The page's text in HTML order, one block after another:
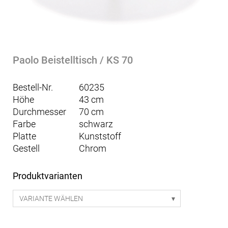
Paolo Beistelltisch / KS 70
Bestell-Nr.
60235
Höhe
43 cm
Durchmesser
70 cm
Farbe
schwarz
Platte
Kunststoff
Gestell
Chrom
Produktvarianten
VARIANTE WÄHLEN